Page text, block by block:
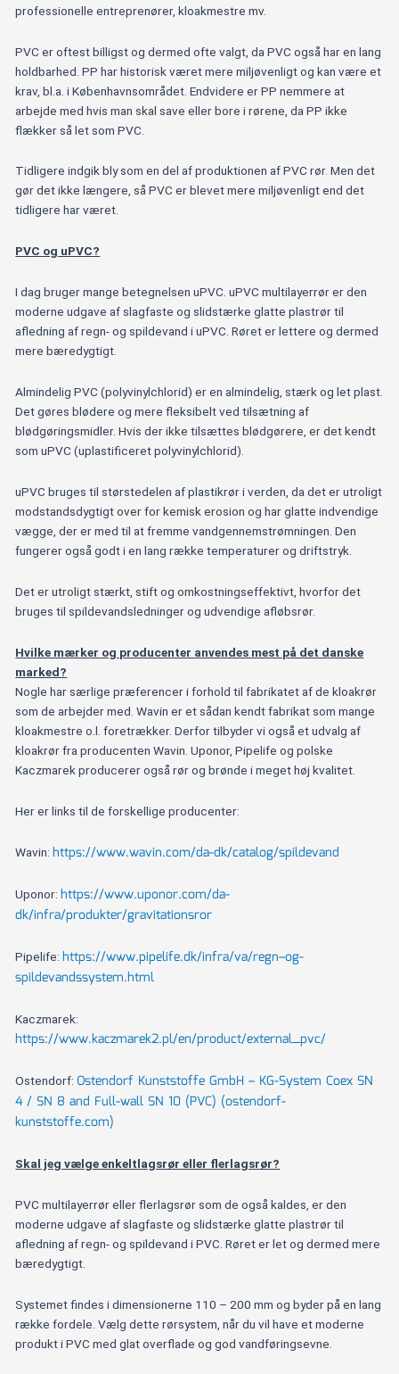
professionelle entreprenører, kloakmestre mv.
PVC er oftest billigst og dermed ofte valgt, da PVC også har en lang
holdbarhed. PP har historisk været mere miljøvenligt og kan være et
krav, bl.a. i Københavnsområdet. Endvidere er PP nemmere at
arbejde med hvis man skal save eller bore i rørene, da PP ikke
flækker så let som PVC.
Tidligere indgik bly som en del af produktionen af PVC rør. Men det
gør det ikke længere, så PVC er blevet mere miljøvenligt end det
tidligere har været.
PVC og uPVC?
I dag bruger mange betegnelsen uPVC. uPVC multilayerrør er den
moderne udgave af slagfaste og slidstærke glatte plastrør til
afledning af regn- og spildevand i uPVC. Røret er lettere og dermed
mere bæredygtigt.
Almindelig PVC (polyvinylchlorid) er en almindelig, stærk og let plast.
Det gøres blødere og mere fleksibelt ved tilsætning af
blødgøringsmidler. Hvis der ikke tilsættes blødgørere, er det kendt
som uPVC (uplastificeret polyvinylchlorid).
uPVC bruges til størstedelen af plastikrør i verden, da det er utroligt
modstandsdygtigt over for kemisk erosion og har glatte indvendige
vægge, der er med til at fremme vandgennemstrømningen. Den
fungerer også godt i en lang række temperaturer og driftstryk.
Det er utroligt stærkt, stift og omkostningseffektivt, hvorfor det
bruges til spildevandsledninger og udvendige afløbsrør.
Hvilke mærker og producenter anvendes mest på det danske
marked?
Nogle har særlige præferencer i forhold til fabrikatet af de kloakrør
som de arbejder med. Wavin er et sådan kendt fabrikat som mange
kloakmestre o.l. foretrækker. Derfor tilbyder vi også et udvalg af
kloakrør fra producenten Wavin. Uponor, Pipelife og polske
Kaczmarek producerer også rør og brønde i meget høj kvalitet.
Her er links til de forskellige producenter:
Wavin: https://www.wavin.com/da-dk/catalog/spildevand
Uponor: https://www.uponor.com/da-
dk/infra/produkter/gravitationsror
Pipelife: https://www.pipelife.dk/infra/va/regn–og-
spildevandssystem.html
Kaczmarek:
https://www.kaczmarek2.pl/en/product/external_pvc/
Ostendorf: Ostendorf Kunststoffe GmbH – KG-System Coex SN
4 / SN 8 and Full-wall SN 10 (PVC) (ostendorf-
kunststoffe.com)
Skal jeg vælge enkeltlagsrør eller flerlagsrør?
PVC multilayerrør eller flerlagsrør som de også kaldes, er den
moderne udgave af slagfaste og slidstærke glatte plastrør til
afledning af regn- og spildevand i PVC. Røret er let og dermed mere
bæredygtigt.
Systemet findes i dimensionerne 110 – 200 mm og byder på en lang
række fordele. Vælg dette rørsystem, når du vil have et moderne
produkt i PVC med glat overflade og god vandføringsevne.